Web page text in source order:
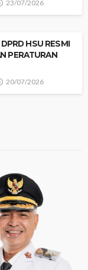
23/07/2026
HSU RESMI
PERATURAN
20/07/2026